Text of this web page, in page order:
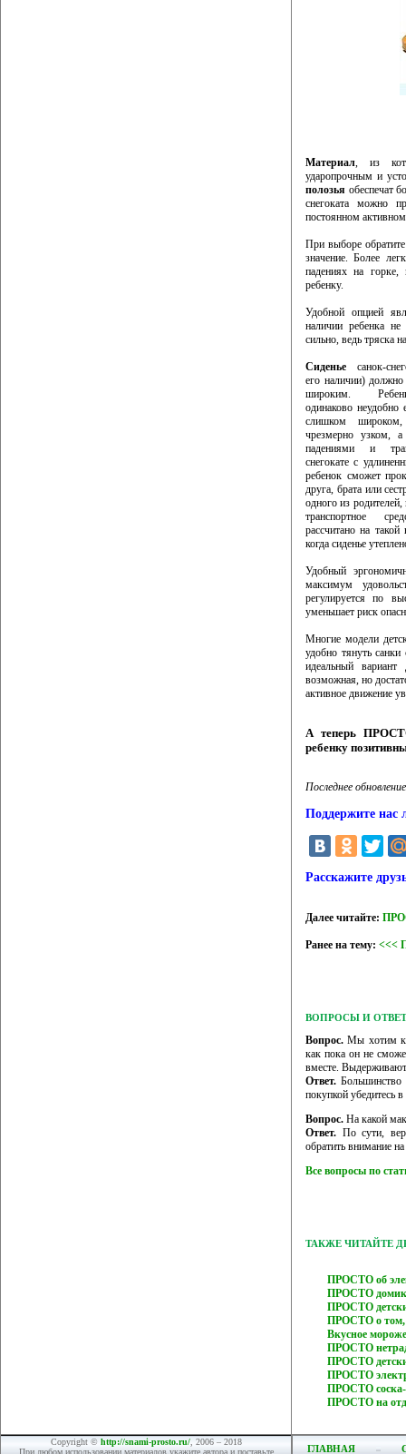
Материал, из
ударопрочным и
полозья обеспечат
снегоката можно
постоянном
При выборе
значение. Более
падениях на горке,
ребенку.
Удобной опцией
наличии ребенка
сильно, ведь тряска
Сиденье санок-
его наличии)
широким.
одинаково неудобно
слишком
чрезмерно узком, а
падениями и
снегокате с
ребенок сможет
друга, брата или
одного из родителей,
транспортное
рассчитано на
когда сиденье
Удобный
максимум
регулируется по
уменьшает риск
Многие модели
удобно тянуть
идеальный
возможная, но
активное движение
А теперь
ребенку
Последнее
Поддержите нас
Расскажите
Далее читайте:
Ранее на тему: <<<
ВОПРОСЫ И
Вопрос. Мы хотим
как пока он не
вместе. Выдерживают
Ответ.
покупкой убедитесь
Вопрос. На какой
Ответ. По сути,
обратить внимание
Все вопросы по
ТАКЖЕ ЧИТАЙТЕ
ПРОСТО об
ПРОСТО домик
ПРОСТО
ПРОСТО о том,
Вкусное
ПРОСТО
ПРОСТО
ПРОСТО
ПРОСТО
ПРОСТО на
Copyright © http://snami-prosto.ru/, 2006 – 2018
При любом использовании материалов укажите автора и поставьте
ГЛАВНАЯ